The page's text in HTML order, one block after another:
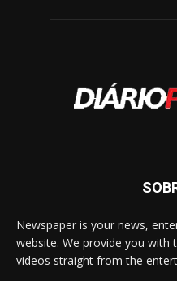
Newspaper is your news,
website. We provide you with
videos straight from the